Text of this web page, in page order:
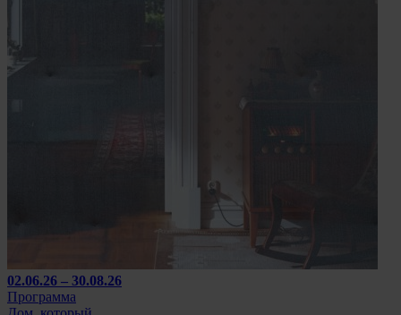
02.06.26 – 30.08.26
Программа